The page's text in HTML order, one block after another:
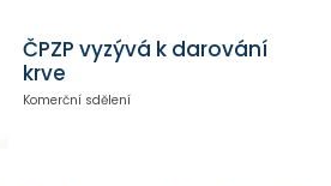
ČPZP vyzývá k darování
krve
Komerční sdělení